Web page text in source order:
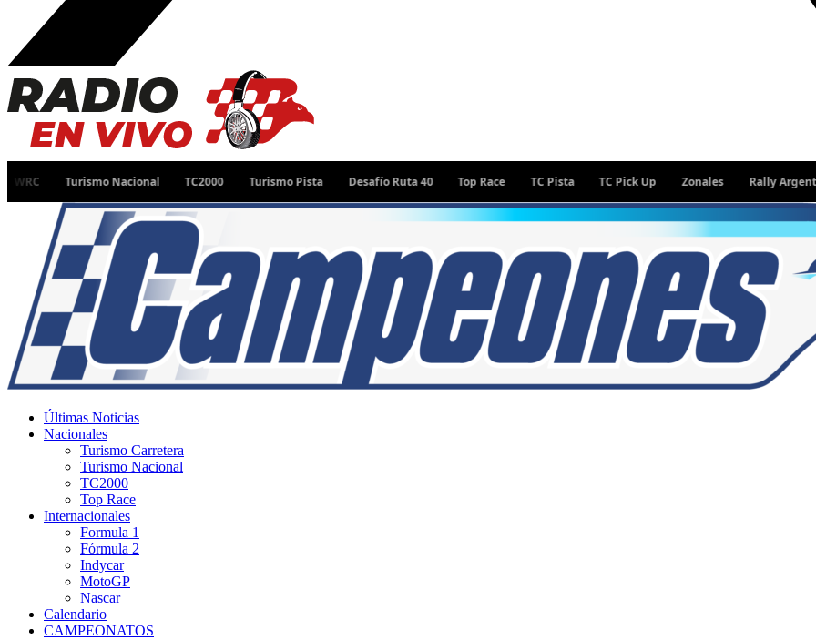
Turismo Nacional TC2000 Turismo Pista Desafío Ruta 40 Top Race TC Pista TC Pick Up Zonales Rally Argentino
Últimas Noticias
Nacionales
Turismo Carretera
Turismo Nacional
TC2000
Top Race
Internacionales
Formula 1
Fórmula 2
Indycar
MotoGP
Nascar
Calendario
CAMPEONATOS